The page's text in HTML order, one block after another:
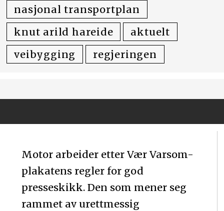
nasjonal transportplan
knut arild hareide
aktuelt
veibygging
regjeringen
Motor arbeider etter Vær Varsom-
plakatens regler for god
presseskikk. Den som mener seg
rammet av urettmessig